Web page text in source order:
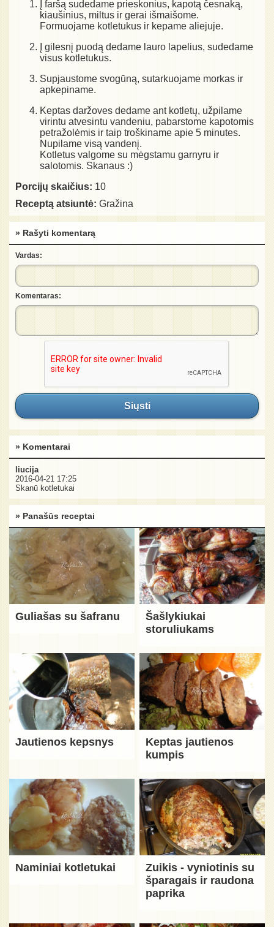
Į faršą sudedame prieskonius, kapotą česnaką,
kiaušinius, miltus ir gerai išmaišome.
Formuojame kotletukus ir kepame aliejuje.
Į gilesnį puodą dedame lauro lapelius, sudedame
visus kotletukus.
Supjaustome svogūną, sutarkuojame morkas ir
apkepiname.
Keptas daržoves dedame ant kotletų, užpilame
virintu atvesintu vandeniu, pabarstome kapotomis
petražolėmis ir taip troškiname apie 5 minutes.
Nupilame visą vandenį.
Kotletus valgome su mėgstamu garnyru ir
salotomis. Skanaus :)
Porcijų skaičius: 10
Receptą atsiuntė: Gražina
» Rašyti komentarą
Vardas:
Komentaras:
Siųsti
» Komentarai
liucija
2016-04-21 17:25
Skanū kotletukai
» Panašūs receptai
Guliašas su šafranu
Šašlykiukai
storuliukams
Jautienos kepsnys
Keptas jautienos
kumpis
Naminiai kotletukai
Zuikis - vyniotinis su
šparagais ir raudona
paprika